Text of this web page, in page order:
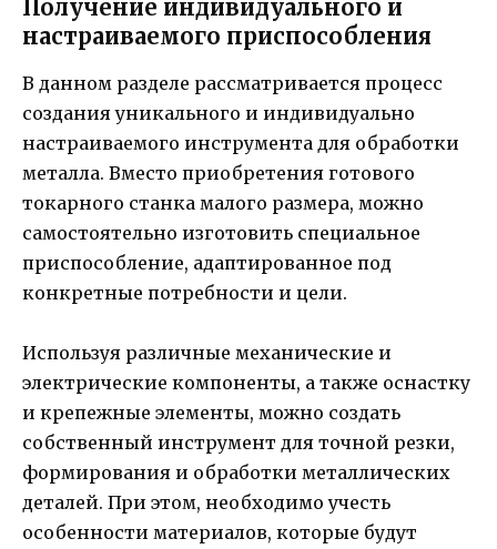
Получение индивидуального и
настраиваемого приспособления
В данном разделе рассматривается процесс
создания уникального и индивидуально
настраиваемого инструмента для обработки
металла. Вместо приобретения готового
токарного станка малого размера, можно
самостоятельно изготовить специальное
приспособление, адаптированное под
конкретные потребности и цели.
Используя различные механические и
электрические компоненты, а также оснастку
и крепежные элементы, можно создать
собственный инструмент для точной резки,
формирования и обработки металлических
деталей. При этом, необходимо учесть
особенности материалов, которые будут